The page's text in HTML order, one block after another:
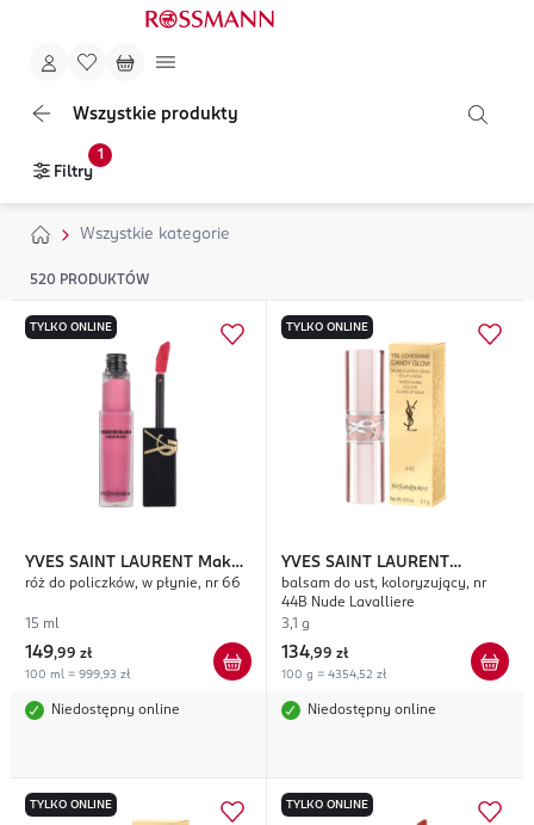
Wszystkie produkty
Filtry
1
Wszystkie kategorie
520 PRODUKTÓW
TYLKO ONLINE
YVES SAINT LAURENT Make
Me Blush
róż do policzków, w płynie, nr 66
15 ml
149,99 zł
100 ml = 999,93 zł
Niedostępny online
TYLKO ONLINE
YVES SAINT LAURENT
Loveshine Candy Glow
balsam do ust, koloryzujący, nr
44B Nude Lavalliere
3,1 g
134,99 zł
100 g = 4354,52 zł
Niedostępny online
TYLKO ONLINE TYLKO ONLINE